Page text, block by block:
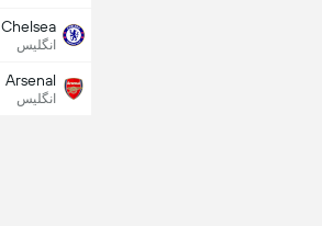
Chelsea
انگلیس
Arsenal
انگلیس